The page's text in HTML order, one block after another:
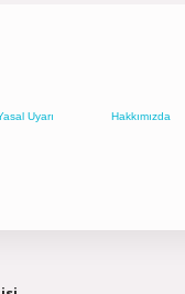
Uyarı Hakkımızda